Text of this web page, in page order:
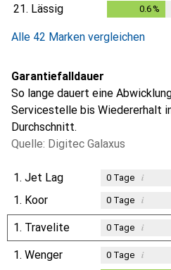
21. Lässig 0.6 %
Alle 42 Marken vergleichen
Garantiefalldauer
So lange dauert eine
Servicestelle bis Wiedererhalt
Durchschnitt.
Quelle: Digitec Galaxus
1. Jet Lag 0Tage i
1. Koor 0Tage i
1. Travelite 0Tage i
1. Wenger 0Tage i